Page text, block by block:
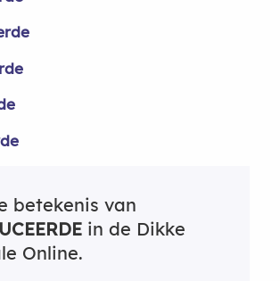
betekenis van
in de Dikke
Online.